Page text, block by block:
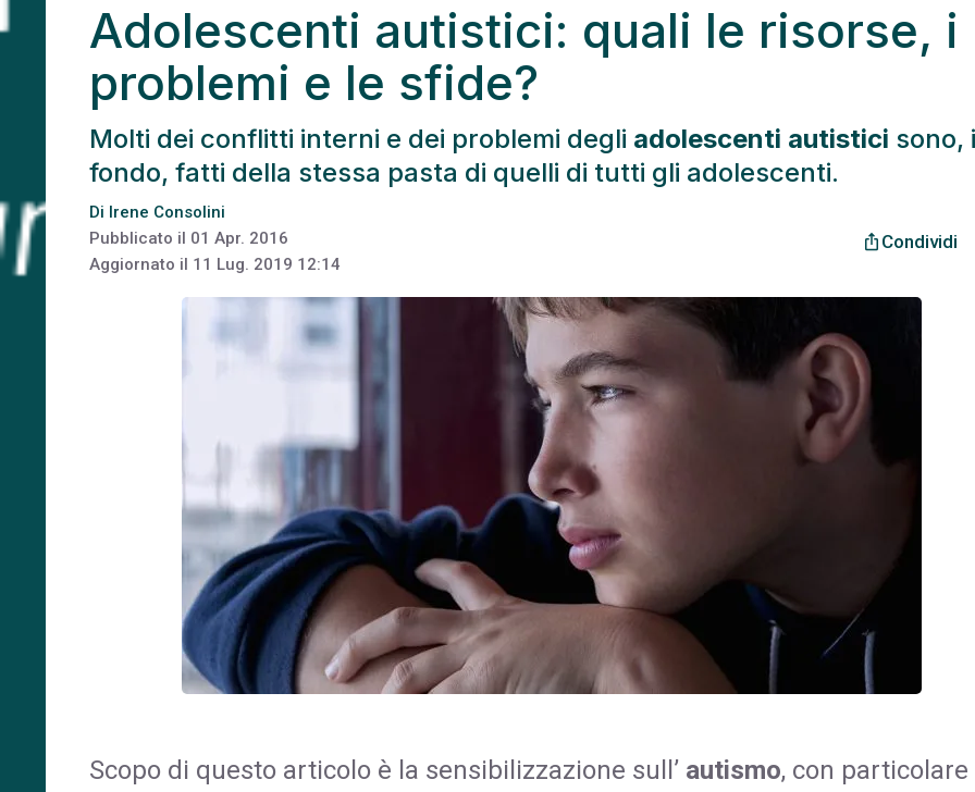
Adolescenti autistici: quali le risorse, i
problemi e le sfide?
Molti dei conflitti interni e dei problemi degli adolescenti autistici sono,
fondo, fatti della stessa pasta di quelli di tutti gli adolescenti.
Di Irene Consolini
Pubblicato il 01 Apr. 2016
Aggiornato il 11 Lug. 2019 12:14
ios_share Condividi
Scopo di questo articolo è la sensibilizzazione sull’ autismo, con particolare